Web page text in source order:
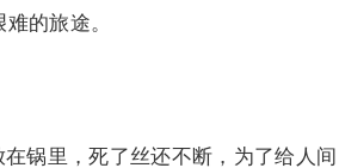
的旅途。
锅里，死了丝还不断，为了给人间